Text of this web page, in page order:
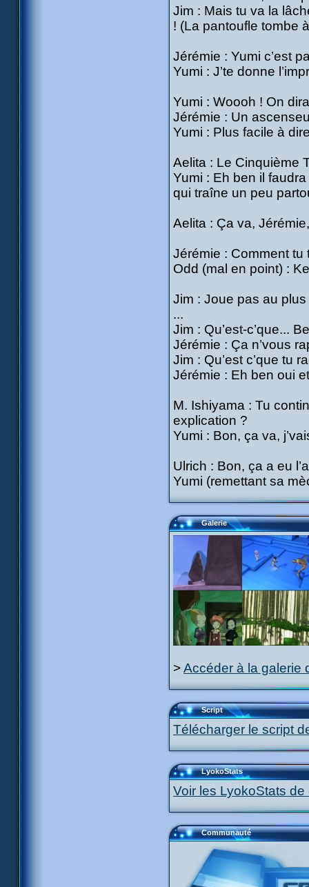
Jim : Mais tu va la
! (La pantoufle tombe
Jérémie : Yumi c’est
Yumi : J’te donne
Yumi : Woooh ! On
Jérémie : Un
Yumi : Plus facile à
Aelita : Le Cinquième
Yumi : Eh ben il
qui traîne un peu
Aelita : Ça va,
Jérémie : Comment tu
Odd (mal en point) :
Jim : Joue pas au
...
Jim : Qu’est-c’que...
Jérémie : Ça n’vous
Jim : Qu’est c’que tu
Jérémie : Eh ben oui
M. Ishiyama : Tu
explication ?
Yumi : Bon, ça va,
Ulrich : Bon, ça a eu
Yumi (remettant sa
Galerie
>Accéder à la galerie
Script
Télécharger le script
LyokoStats
Voir les LyokoStats
Communauté